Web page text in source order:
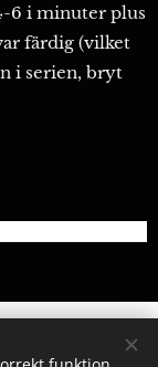
6 i minuter plus
färdig (vilket
i serien, bryt